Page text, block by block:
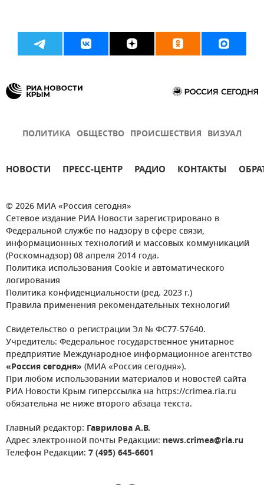
ПОЛИТИКА ОБЩЕСТВО ПРОИСШЕСТВИЯ ВИЗУАЛ
НОВОСТИ ПРЕСС-ЦЕНТР РАДИО КОНТАКТЫ
© 2026 МИА «Россия сегодня»
Сетевое издание РИА Новости зарегистрировано в
Федеральной службе по надзору в сфере связи,
информационных технологий и массовых коммуникаций
(Роскомнадзор) 08 апреля 2014 года.
Политика использования Cookie и автоматического
логирования
Политика конфиденциальности (ред. 2023 г.)
Правила применения рекомендательных технологий
Свидетельство о регистрации Эл № ФС77-57640.
Учредитель: Федеральное государственное унитарное
предприятие Международное информационное агентство
«Россия сегодня» (МИА «Россия сегодня»).
При любом использовании материалов и новостей сайта
РИА Новости Крым гиперссылка на https://crimea.ria.ru
обязательна не ниже второго абзаца текста.
Главный редактор: Гаврилова А.В.
Адрес электронной почты Редакции: news.crimea@ria.ru
Телефон Редакции: 7 (495) 645-6601